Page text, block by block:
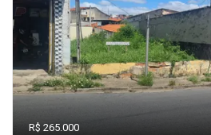
R$ 265.000